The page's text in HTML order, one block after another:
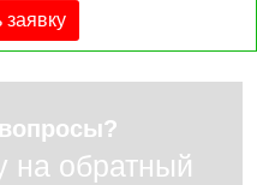
на обратный